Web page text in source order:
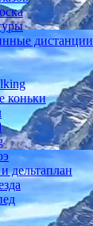
дистанции
коньки
дельтаплан